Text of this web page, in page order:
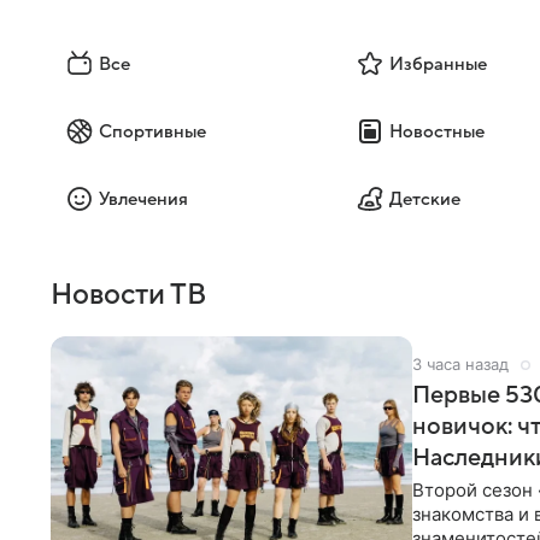
Все Избранные
Спортивные Новостные
Увлечения Детские
Новости ТВ
3 часа назад
Первые
новичок:
Второй сезон
знакомства и